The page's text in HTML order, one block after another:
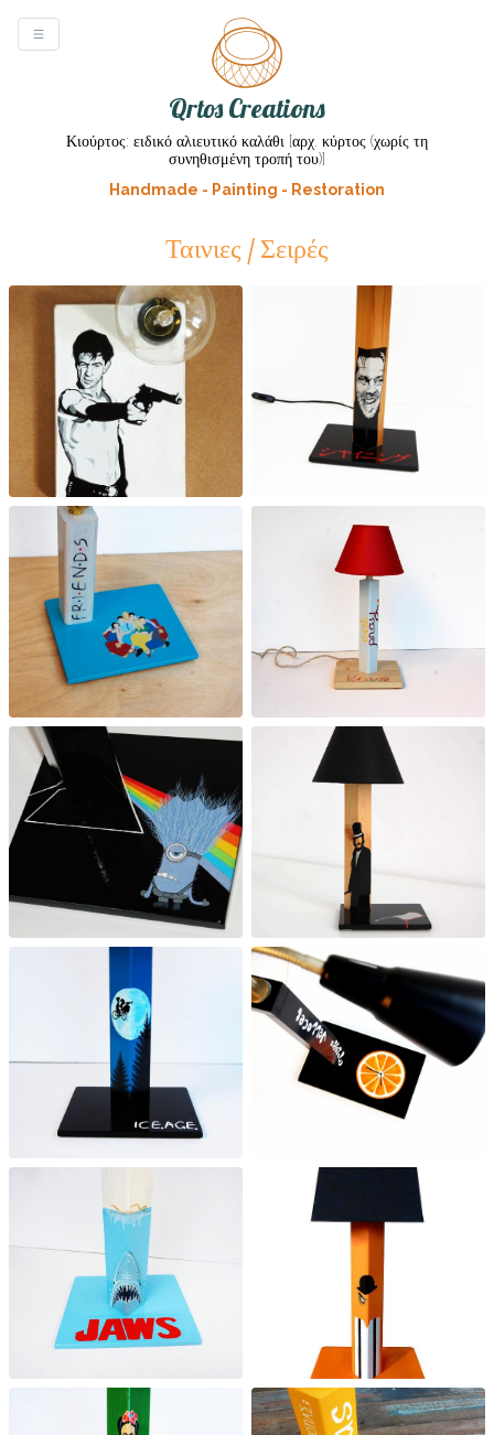
Qrtos Creations
Κιούρτος: ειδικό αλιευτικό καλάθι [αρχ. κύρτος (χωρίς τη
συνηθισμένη τροπή του)]
Handmade - Painting - Restoration
Ταινιες / Σειρές